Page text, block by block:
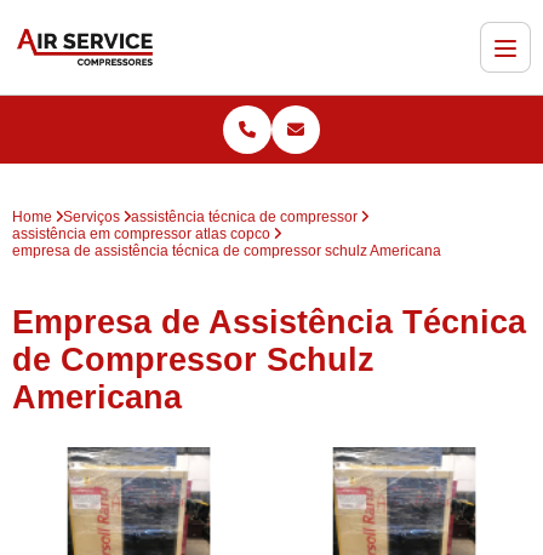
Home Serviços
assistência técnica de compressor
assistência em compressor atlas copco
empresa de assistência técnica de compressor schulz Americana
Empresa de Assistência Técnica
de Compressor Schulz
Americana